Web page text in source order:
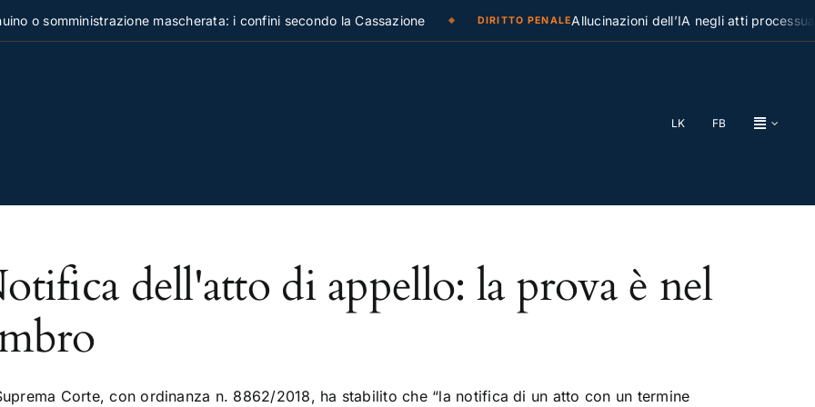
o somministrazione mascherata: i confini secondo la Cassazione DIRITTO PENALEAllucinazioni dell’IA negli atti
LK FB
dell'atto di appello: la prova è nel
Corte, con ordinanza n. 8862/2018, ha stabilito che “la notifica di un atto con un termine